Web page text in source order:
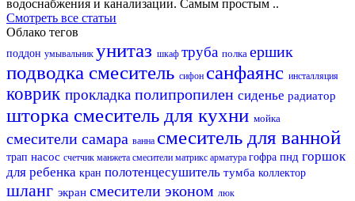
водоснабжения и канализации. Самым простым ..
Смотреть все статьи
Облако тегов
поддон умывальник унитаз шкаф труба полка ершик
подводка смеситель сифон санфаянс инсталляция
коврик прокладка полипропилен сиденье радиатор
шторка смеситель для кухни мойка
смесители самара ванна смеситель для ванной
трап насос счетчик манжета смесители матрикс арматура гофра пнд горшок
для ребенка кран полотенцесушитель тумба коллектор
шланг экран смесители эконом люк